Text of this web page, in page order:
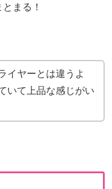
まる！
イヤーとは違うよ
いて上品な感じがい